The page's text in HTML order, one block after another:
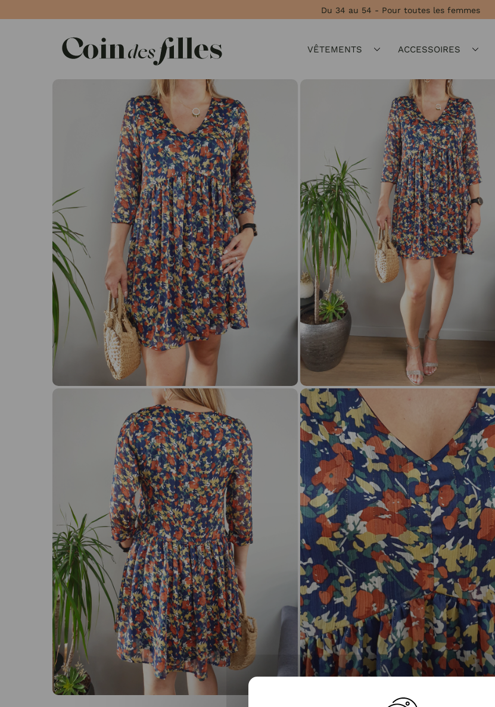
Du 34 au 54 - Pour toutes les femmes
VÊTEMENTS ACCESSOIRES